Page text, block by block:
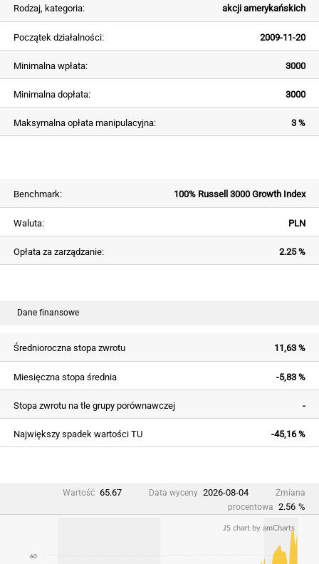
Rodzaj, kategoria: akcji amerykańskich
Początek działalności: 2009-11-20
Minimalna wpłata: 3000
Minimalna dopłata: 3000
Maksymalna opłata manipulacyjna: 3 %
Benchmark: 100% Russell 3000 Growth Index
Waluta: PLN
Opłata za zarządzanie: 2.25 %
Dane finansowe
Średnioroczna stopa zwrotu 11,63 %
Miesięczna stopa średnia -5,83 %
Stopa zwrotu na tle grupy porównawczej -
Największy spadek wartości TU -45,16 %
Wartość 65.67 Data wyceny 2026-08-04
Zmiana
procentowa 2.56 %
60
JS chart by amCharts